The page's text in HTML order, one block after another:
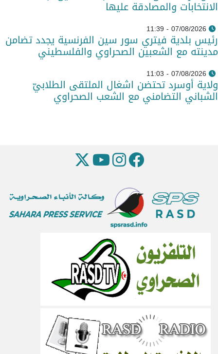
الانتخابات والمصادقة عليها
07/08/2026 - 11:39
رئيس بلدية فيتري سور سين الفرنسية يجدد تضامن
مدينته مع الشعبين الصحراوي والفلسطيني
07/08/2026 - 11:03
ولاية أوسرد تحتضن اشغال الملتقى الطلابيّ
الشباني التضامني مع الشعب الصحراوي